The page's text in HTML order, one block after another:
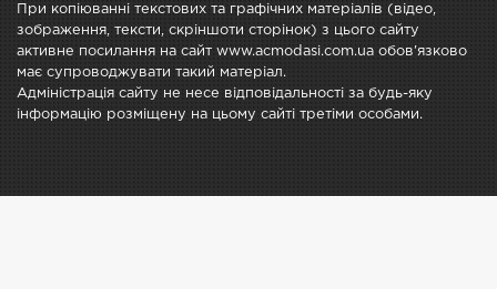
При копіюванні текстових та графічних матеріалів (відео,
зображення, тексти, скріншоти сторінок) з цього сайту
активне посилання на сайт www.acmodasi.com.ua обов'язково
має супроводжувати такий матеріал.
Адміністрація сайту не несе відповідальності за будь-яку
інформацію розміщену на цьому сайті третіми особами.